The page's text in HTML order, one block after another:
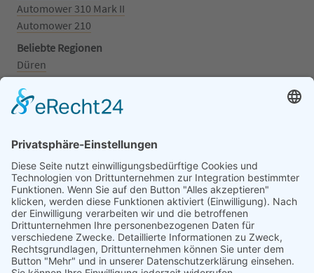
Automower 310 Mark II
Automower 210
Beliebte Regionen
Düren
Grafschaft
Kalenborn
Mayschoß
Bonn
Beliebte Kategorien
Aufsitzrasenmäher
Mähroboter
Motorsäge
Schneefräse
Akku